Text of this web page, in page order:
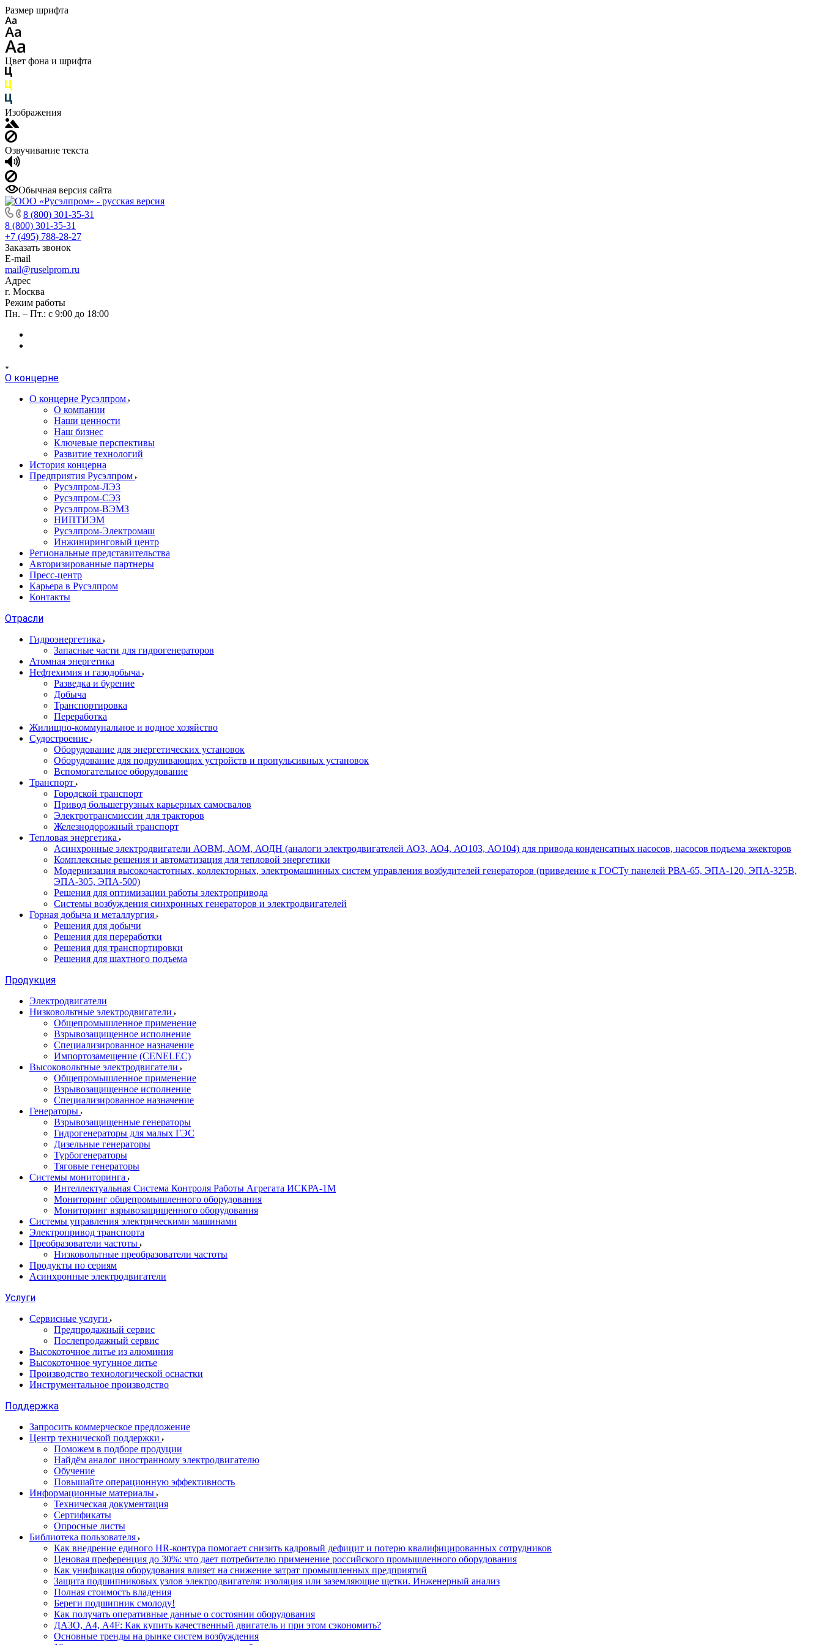
Размер шрифта
Цвет фона и шрифта
Изображения
Озвучивание текста
Обычная версия сайта
8 (800) 301-35-31
8 (800) 301-35-31
+7 (495) 788-28-27
Заказать звонок
E-mail
mail@ruselprom.ru
Адрес
г. Москва
Режим работы
Пн. – Пт.: с 9:00 до 18:00
О концерне
О концерне Русэлпром
О компании
Наши ценности
Наш бизнес
Ключевые перспективы
Развитие технологий
История концерна
Предприятия Русэлпром
Русэлпром-ЛЭЗ
Русэлпром-СЭЗ
Русэлпром-ВЭМЗ
НИПТИЭМ
Русэлпром-Электромаш
Инжиниринговый центр
Региональные представительства
Авторизированные партнеры
Пресс-центр
Карьера в Русэлпром
Контакты
Отрасли
Гидроэнергетика
Запасные части для гидрогенераторов
Атомная энергетика
Нефтехимия и газодобыча
Разведка и бурение
Добыча
Транспортировка
Переработка
Жилищно-коммунальное и водное хозяйство
Судостроение
Оборудование для энергетических установок
Оборудование для подруливающих устройств и пропульсивных установок
Вспомогательное оборудование
Транспорт
Городской транспорт
Привод большегрузных карьерных самосвалов
Электротрансмиссии для тракторов
Железнодорожный транспорт
Тепловая энергетика
Асинхронные электродвигатели АОВМ, АОМ, АОДН (аналоги электродвигателей АО3, АО4, АО103, АО104) для привода конденсатных насосов, насосов подъема эжекторов
Комплексные решения и автоматизация для тепловой энергетики
Модернизация высокочастотных, коллекторных, электромашинных систем управления возбудителей генераторов (приведение к ГОСТу панелей РВА-65, ЭПА-120, ЭПА-325В,
ЭПА-305, ЭПА-500)
Решения для оптимизации работы электропривода
Системы возбуждения синхронных генераторов и электродвигателей
Горная добыча и металлургия
Решения для добычи
Решения для переработки
Решения для транспортировки
Решения для шахтного подъема
Продукция
Электродвигатели
Низковольтные электродвигатели
Общепромышленное применение
Взрывозащищенное исполнение
Специализированное назначение
Импортозамещение (CENELEC)
Высоковольтные электродвигатели
Общепромышленное применение
Взрывозащищенное исполнение
Специализированное назначение
Генераторы
Взрывозащищенные генераторы
Гидрогенераторы для малых ГЭС
Дизельные генераторы
Турбогенераторы
Тяговые генераторы
Системы мониторинга
Интеллектуальная Система Контроля Работы Агрегата ИСКРА-1М
Мониторинг общепромышленного оборудования
Мониторинг взрывозащищенного оборудования
Системы управления электрическими машинами
Электропривод транспорта
Преобразователи частоты
Низковольтные преобразователи частоты
Продукты по сериям
Асинхронные электродвигатели
Услуги
Сервисные услуги
Предпродажный сервис
Послепродажный сервис
Высокоточное литье из алюминия
Высокоточное чугунное литье
Производство технологической оснастки
Инструментальное производство
Поддержка
Запросить коммерческое предложение
Центр технической поддержки
Поможем в подборе продуции
Найдём аналог иностранному электродвигателю
Обучение
Повышайте операционную эффективность
Информационные материалы
Техническая документация
Сертификаты
Опросные листы
Библиотека пользователя
Как внедрение единого HR-контура помогает снизить кадровый дефицит и потерю квалифицированных сотрудников
Ценовая преференция до 30%: что дает потребителю применение российского промышленного оборудования
Как унификация оборудования влияет на снижение затрат промышленных предприятий
Защита подшипниковых узлов электродвигателя: изоляция или заземляющие щетки. Инженерный анализ
Полная стоимость владения
Береги подшипник смолоду!
Как получать оперативные данные о состоянии оборудования
ДАЗО, А4, А4F: Как купить качественный двигатель и при этом сэкономить?
Основные тренды на рынке систем возбуждения